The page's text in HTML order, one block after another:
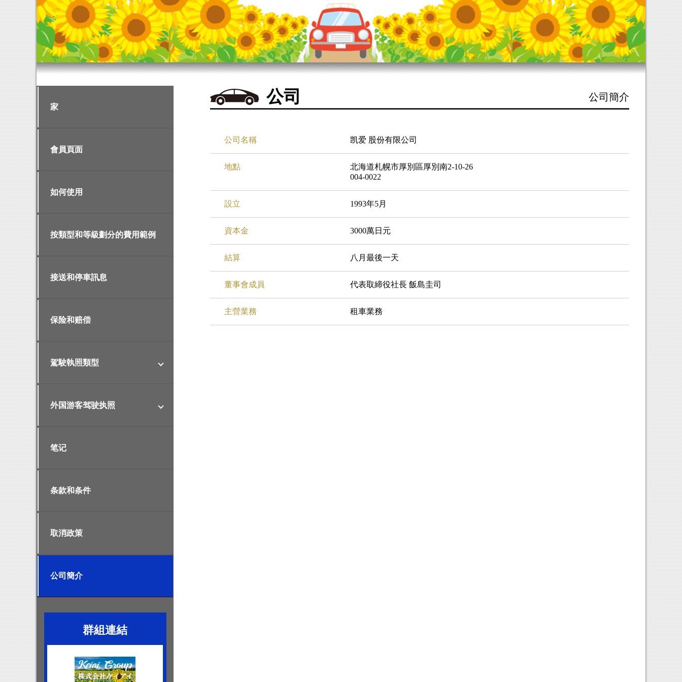
家
會員頁面
如何使用
按類型和等級劃分的費用範例
接送和停車訊息
保险和赔偿
駕駛執照類型
外国游客驾驶执照
笔记
条款和条件
取消政策
公司簡介
群組連結
公司 公司簡介
公司名稱 凯爱 股份有限公司
地點
北海道札幌市厚別區厚別南2-10-26
004-0022
設立 1993年5月
資本金 3000萬日元
結算 八月最後一天
董事會成員 代表取締役社長 飯島圭司
主營業務 租車業務